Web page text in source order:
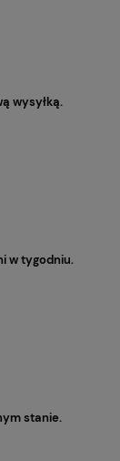
wysyłką.
w tygodniu.
stanie.